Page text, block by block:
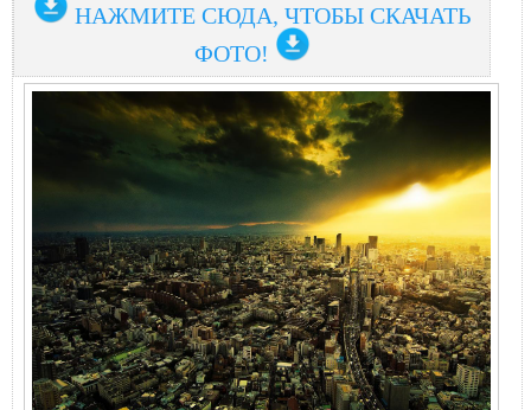
НАЖМИТЕ СЮДА, ЧТОБЫ СКАЧАТЬ
ФОТО!